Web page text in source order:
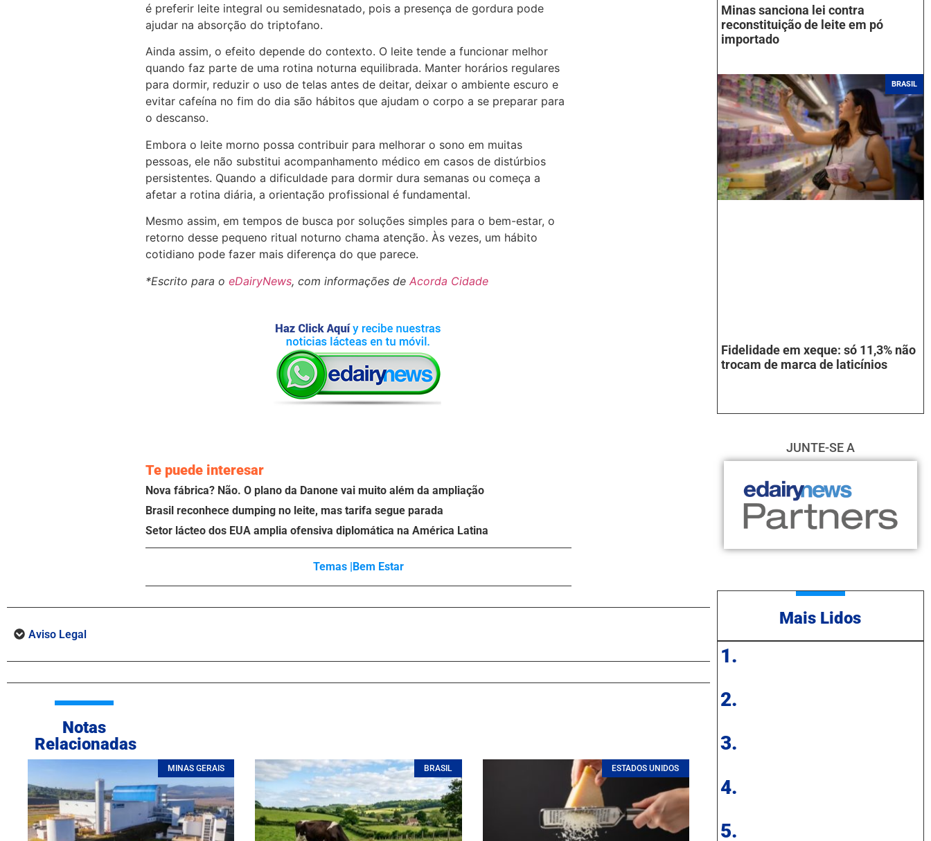
é preferir leite integral ou semidesnatado, pois a presença de gordura pode
ajudar na absorção do triptofano.
Ainda assim, o efeito depende do contexto. O leite tende a funcionar melhor
quando faz parte de uma rotina noturna equilibrada. Manter horários regulares
para dormir, reduzir o uso de telas antes de deitar, deixar o ambiente escuro e
evitar cafeína no fim do dia são hábitos que ajudam o corpo a se preparar para
o descanso.
Embora o leite morno possa contribuir para melhorar o sono em muitas
pessoas, ele não substitui acompanhamento médico em casos de distúrbios
persistentes. Quando a dificuldade para dormir dura semanas ou começa a
afetar a rotina diária, a orientação profissional é fundamental.
Mesmo assim, em tempos de busca por soluções simples para o bem-estar, o
retorno desse pequeno ritual noturno chama atenção. Às vezes, um hábito
cotidiano pode fazer mais diferença do que parece.
*Escrito para o eDairyNews, com informações de Acorda Cidade
Te puede interesar
Nova fábrica? Não. O plano da Danone vai muito além da ampliação
Brasil reconhece dumping no leite, mas tarifa segue parada
Setor lácteo dos EUA amplia ofensiva diplomática na América Latina
Temas |Bem Estar
Aviso Legal
Notas
Relacionadas
MINAS GERAIS BRASIL ESTADOS UNIDOS
Minas sanciona lei contra
reconstituição de leite em pó
importado
BRASIL
Fidelidade em xeque: só 11,3% não
trocam de marca de laticínios
JUNTE-SE A
Mais Lidos
1.
2.
3.
4.
5.